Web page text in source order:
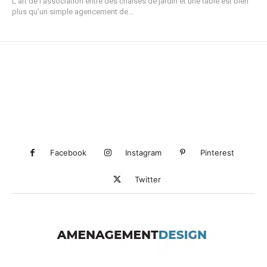
plus qu'un simple agencement de...
Facebook Instagram Pinterest
Twitter